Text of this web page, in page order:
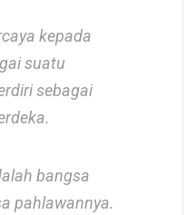
kepada
suatu
sebagai
bangsa
pahlawannya.